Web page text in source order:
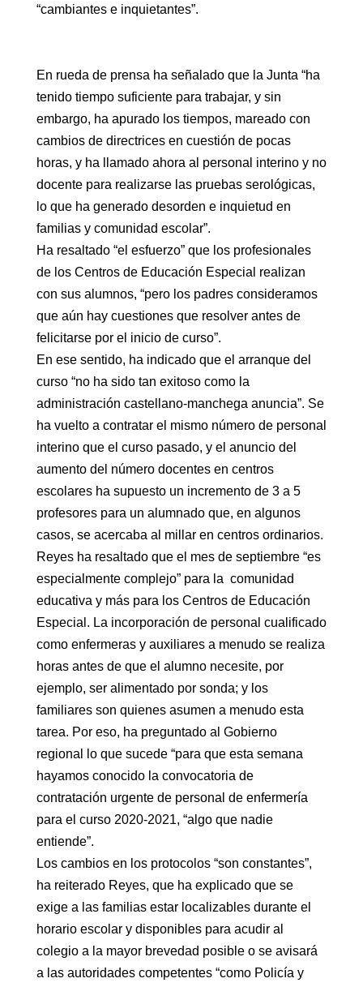
“cambiantes e inquietantes”.
En rueda de prensa ha señalado que la Junta “ha
tenido tiempo suficiente para trabajar, y sin
embargo, ha apurado los tiempos, mareado con
cambios de directrices en cuestión de pocas
horas, y ha llamado ahora al personal interino y no
docente para realizarse las pruebas serológicas,
lo que ha generado desorden e inquietud en
familias y comunidad escolar”.
Ha resaltado “el esfuerzo” que los profesionales
de los Centros de Educación Especial realizan
con sus alumnos, “pero los padres consideramos
que aún hay cuestiones que resolver antes de
felicitarse por el inicio de curso”.
En ese sentido, ha indicado que el arranque del
curso “no ha sido tan exitoso como la
administración castellano-manchega anuncia”. Se
ha vuelto a contratar el mismo número de personal
interino que el curso pasado, y el anuncio del
aumento del número docentes en centros
escolares ha supuesto un incremento de 3 a 5
profesores para un alumnado que, en algunos
casos, se acercaba al millar en centros ordinarios.
Reyes ha resaltado que el mes de septiembre “es
especialmente complejo” para la comunidad
educativa y más para los Centros de Educación
Especial. La incorporación de personal cualificado
como enfermeras y auxiliares a menudo se realiza
horas antes de que el alumno necesite, por
ejemplo, ser alimentado por sonda; y los
familiares son quienes asumen a menudo esta
tarea. Por eso, ha preguntado al Gobierno
regional lo que sucede “para que esta semana
hayamos conocido la convocatoria de
contratación urgente de personal de enfermería
para el curso 2020-2021, “algo que nadie
entiende”.
Los cambios en los protocolos “son constantes”,
ha reiterado Reyes, que ha explicado que se
exige a las familias estar localizables durante el
horario escolar y disponibles para acudir al
colegio a la mayor brevedad posible o se avisará
a las autoridades competentes “como Policía y